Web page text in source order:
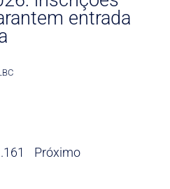
entrada
Próximo